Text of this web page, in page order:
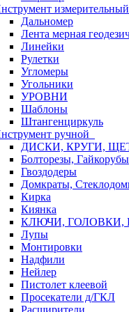
измерительный
Дальномер
Лента мерная
Линейки
Рулетки
Угломеры
Угольники
УРОВНИ
Шаблоны
Штангенциркуль
ручной
ДИСКИ, КРУГИ,
Болторезы, Гайкорубы
Гвоздодеры
Домкраты,
Кирка
Киянка
КЛЮЧИ, ГОЛОВКИ,
Лупы
Монтировки
Надфили
Нейлер
Пистолет клеевой
Просекатели д/ГКЛ
Расширители